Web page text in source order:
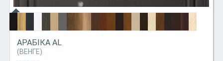
АРАБІКА AL
(ВЕНГЕ)